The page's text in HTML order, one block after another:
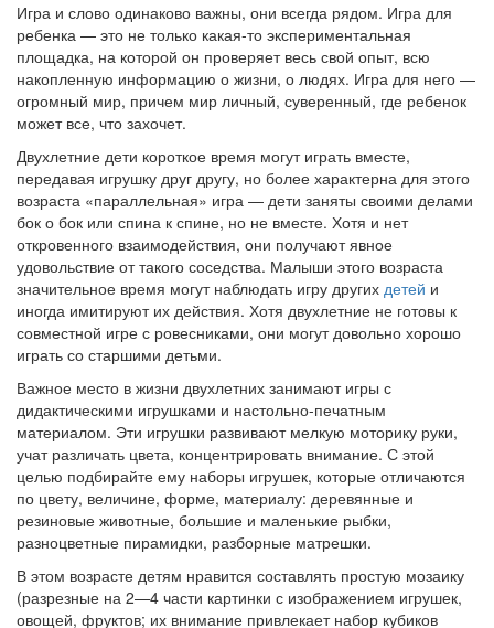
Игра и слово одинаково важны, они всегда рядом. Игра для
ребенка — это не только какая-то экспериментальная
площадка, на которой он проверяет весь свой опыт, всю
накопленную информацию о жизни, о людях. Игра для него —
огромный мир, причем мир личный, суверенный, где ребенок
может все, что захочет.
Двухлетние дети короткое время могут играть вместе,
передавая игрушку друг другу, но более характерна для этого
возраста «параллельная» игра — дети заняты своими делами
бок о бок или спина к спине, но не вместе. Хотя и нет
откровенного взаимодействия, они получают явное
удовольствие от такого соседства. Малыши этого возраста
значительное время могут наблюдать игру других детей и
иногда имитируют их действия. Хотя двухлетние не готовы к
совместной игре с ровесниками, они могут довольно хорошо
играть со старшими детьми.
Важное место в жизни двухлетних занимают игры с
дидактическими игрушками и настольно-печатным
материалом. Эти игрушки развивают мелкую моторику руки,
учат различать цвета, концентрировать внимание. С этой
целью подбирайте ему наборы игрушек, которые отличаются
по цвету, величине, форме, материалу: деревянные и
резиновые животные, большие и маленькие рыбки,
разноцветные пирамидки, разборные матрешки.
В этом возрасте детям нравится составлять простую мозаику
(разрезные на 2—4 части картинки с изображением игрушек,
овощей, фруктов; их внимание привлекает набор кубиков